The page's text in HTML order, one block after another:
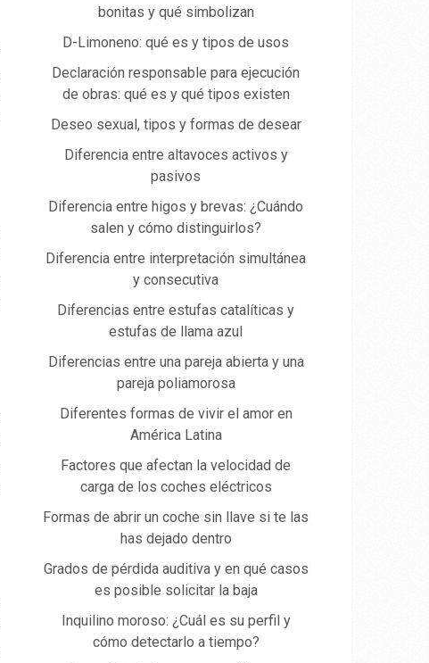
bonitas y qué simbolizan
D-Limoneno: qué es y tipos de usos
Declaración responsable para ejecución
de obras: qué es y qué tipos existen
Deseo sexual, tipos y formas de desear
Diferencia entre altavoces activos y
pasivos
Diferencia entre higos y brevas: ¿Cuándo
salen y cómo distinguirlos?
Diferencia entre interpretación simultánea
y consecutiva
Diferencias entre estufas catalíticas y
estufas de llama azul
Diferencias entre una pareja abierta y una
pareja poliamorosa
Diferentes formas de vivir el amor en
América Latina
Factores que afectan la velocidad de
carga de los coches eléctricos
Formas de abrir un coche sin llave si te las
has dejado dentro
Grados de pérdida auditiva y en qué casos
es posible solicitar la baja
Inquilino moroso: ¿Cuál es su perfil y
cómo detectarlo a tiempo?